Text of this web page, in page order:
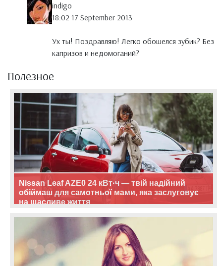
indigo
18:02 17 September 2013
Ух ты! Поздравляю! Легко обошелся зубик? Без
капризов и недомоганий?
Полезное
Nissan Leaf AZE0 24 кВт·ч — твій надійний
обіймаш для самотньої мами, яка заслуговує
на щасливе життя